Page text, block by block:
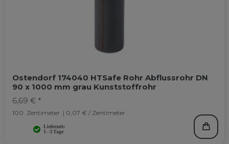
Ostendorf 174040 HTSafe Rohr Abflussrohr DN
90 x 1000 mm grau Kunststoffrohr
6,69 € *
100 Zentimeter | 0,07 € / Zentimeter